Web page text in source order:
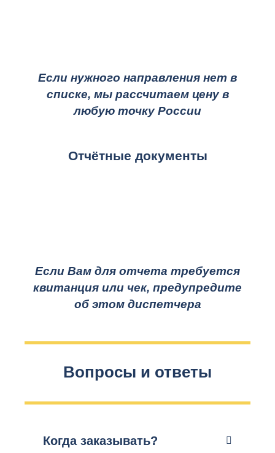
Если нужного направления нет в
списке, мы рассчитаем цену в
любую точку России
Отчётные документы
Если Вам для отчета требуется
квитанция или чек, предупредите
об этом диспетчера
Вопросы и ответы
Когда заказывать?